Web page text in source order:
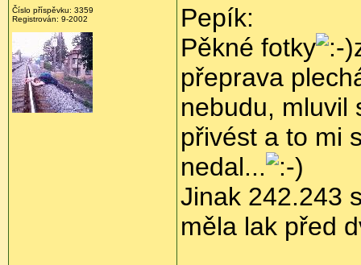
Číslo příspěvku: 3359
Registrován: 9-2002
Pepík:
Pěkné fotky
přeprava
nebudu, mluvil
přivést a to mi
nedal...
Jinak 242.243
měla lak před